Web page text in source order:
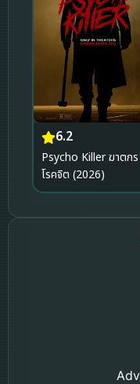
6.2
Psycho Killer ฆาตกร
โรคจิต (2026)